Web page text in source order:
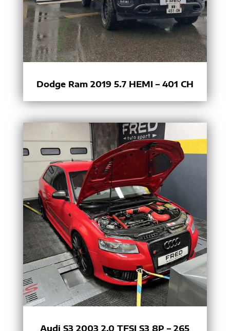
Dodge Ram 2019 5.7 HEMI – 401 CH
Audi S3 2003 2.0 TFSI S3 8P – 265